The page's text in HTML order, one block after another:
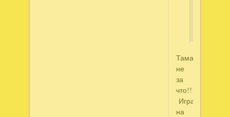
Тамара,
не
за
что!!!
Играй
на